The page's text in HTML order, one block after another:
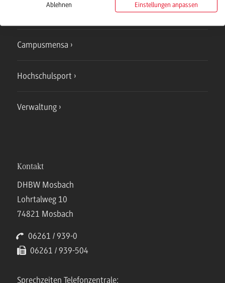
Campusmensa
Hochschulsport
Verwaltung
Kontakt
DHBW Mosbach
Lohrtalweg 10
74821 Mosbach
06261 / 939-0
06261 / 939-504
Sprechzeiten Telefonzentrale:
Ablehnen Einstellungen anpassen